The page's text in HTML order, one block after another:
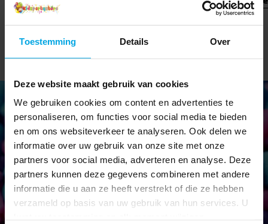
Toestemming Details Over
Deze website maakt gebruik van cookies
We gebruiken cookies om content en advertenties te
personaliseren, om functies voor social media te bieden
en om ons websiteverkeer te analyseren. Ook delen we
informatie over uw gebruik van onze site met onze
partners voor social media, adverteren en analyse. Deze
partners kunnen deze gegevens combineren met andere
informatie die u aan ze heeft verstrekt of die ze hebben
verzameld op basis van uw gebruik van hun services. U
We zijn met name gericht op thema's voor kinderfeestjes en bieden
het grootste assortiment op dit gebied. Als experts op het gebied
voor je volgende feest. Veel daarvan met motieven en prints van de
kinderfavorieten in films, tv-series, videogames en andere
We bieden alles van oude klassiekers tot de nieuwste trends. Voor
elk feestthema stellen we ook een verscheidenheid aan accessoires
en decoraties voor die perfect passen bij de hoofdkleuren van het
thema.
Een themafeest wordt ongetwijfeld een stuk beter met coole
maskerade-outfits. En weet je wat het allerleukste is? Hier bij
Kidspartystore vind je fantastische kostuums voor kinderen in vele
verschillende thema's.
Nieuwsbrief!
Blijf op de hoogte van al onze nieuwe artikelen en krijg leuke
tips en aanbiedingen!